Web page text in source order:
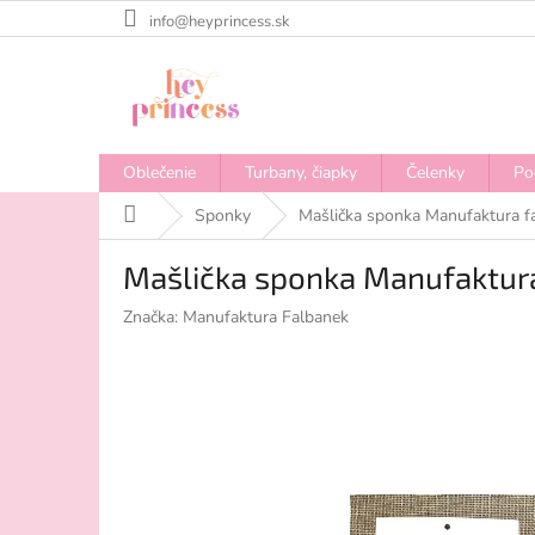
na
info@heyprincess.sk
Oblečenie Turbany, čiapky Čelenky
DomovSponky Mašlička sponka Manufaktura
Mašlička sponka
Značka: Manufaktura Falbanek